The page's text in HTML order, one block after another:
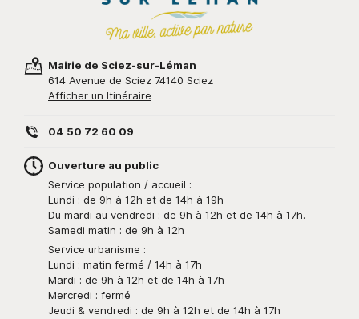
Mairie de Sciez-sur-Léman
614 Avenue de Sciez 74140 Sciez
Afficher un Itinéraire
04 50 72 60 09
Ouverture au public
Service population / accueil :
Lundi : de 9h à 12h et de 14h à 19h
Du mardi au vendredi : de 9h à 12h et de 14h à 17h.
Samedi matin : de 9h à 12h
Service urbanisme :
Lundi : matin fermé / 14h à 17h
Mardi : de 9h à 12h et de 14h à 17h
Mercredi : fermé
Jeudi & vendredi : de 9h à 12h et de 14h à 17h